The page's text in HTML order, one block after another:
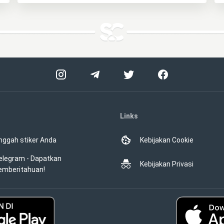
stiker Anda
- Dapatkan
Links
Kebijakan Cookie
Kebijakan Privasi